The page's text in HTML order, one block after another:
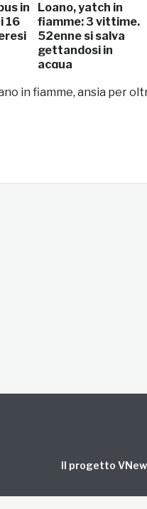
in
16
Loano, yatch in
fiamme: 3 vittime.
52enne si salva
gettandosi in
acqua
in fiamme, ansia per
Il progetto